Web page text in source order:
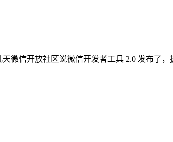
几天微信开放社区说微信开发者工具 2.0 发布